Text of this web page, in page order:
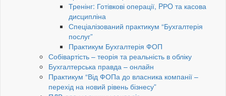
Тренінг: Готівкові операції, PРO та касова
дисципліна
Спеціалізований практикум “Бухгалтерія
послуг”
Практикум Бухгалтерія ФОП
Собівартість – теорія та реальність в обліку
Бухгалтерська правда – онлайн
Практикум “Від ФОПа до власника компанії –
перехід на новий рівень бізнесу”